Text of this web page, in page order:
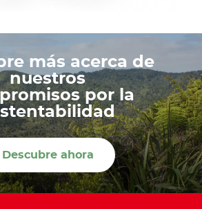
más acerca de
nuestros
por la
Descubre ahora